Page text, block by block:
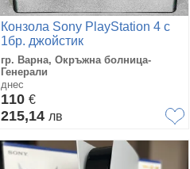
Конзола Sony PlayStation 4 с
1бр. джойстик
гр. Варна, Окръжна болница-
Генерали
днес
110 €
215,14 лв